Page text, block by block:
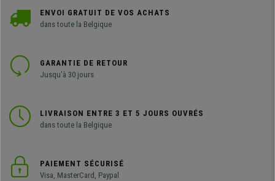
ENVOI GRATUIT DE VOS ACHATS
dans toute la Belgique
GARANTIE DE RETOUR
Jusqu'à 30 jours
LIVRAISON ENTRE 3 ET 5 JOURS OUVRÉS
dans toute la Belgique
PAIEMENT SÉCURISÉ
Visa, MasterCard, Paypal